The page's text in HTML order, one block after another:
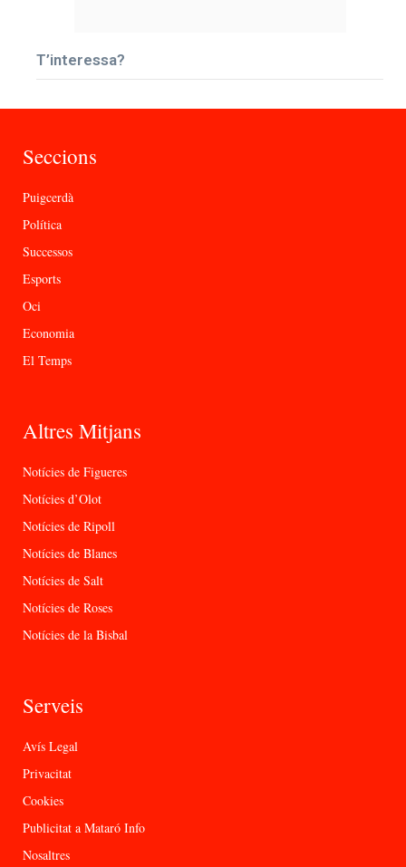
T’interessa?
Seccions
Puigcerdà
Política
Successos
Esports
Oci
Economia
El Temps
Altres Mitjans
Notícies de Figueres
Notícies d’Olot
Notícies de Ripoll
Notícies de Blanes
Notícies de Salt
Notícies de Roses
Notícies de la Bisbal
Serveis
Avís Legal
Privacitat
Cookies
Publicitat a Mataró Info
Nosaltres